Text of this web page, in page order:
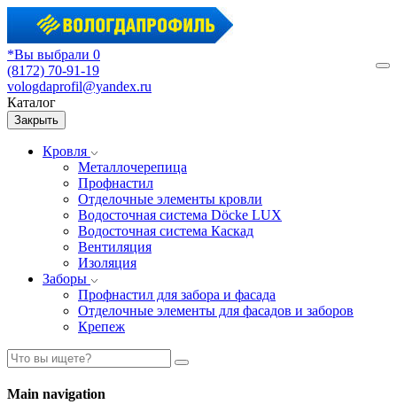
*Вы выбрали 0
(8172) 70-91-19
vologdaprofil@yandex.ru
Каталог
Закрыть
Кровля
Металлочерепица
Профнастил
Отделочные элементы кровли
Водосточная система Döcke LUX
Водосточная система Каскад
Вентиляция
Изоляция
Заборы
Профнастил для забора и фасада
Отделочные элементы для фасадов и заборов
Крепеж
Main navigation